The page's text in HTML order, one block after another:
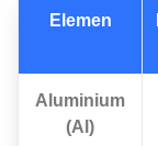
Elemen
Aluminium
(Al)